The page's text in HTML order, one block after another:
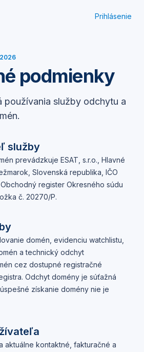
Prihlásenie
podmienky
používania služby odchytu a
služby
prevádzkuje ESAT, s.r.o. Hlavné
Slovenská republika , IČO
Obchodný register Okresného súdu
č. 20270/P.
domén, evidenciu watchlistu,
a technický odchyt
cez dostupné registračné
Odchyt domény je súťažná
získanie domény nie je
aktuálne kontaktné, fakturačné a